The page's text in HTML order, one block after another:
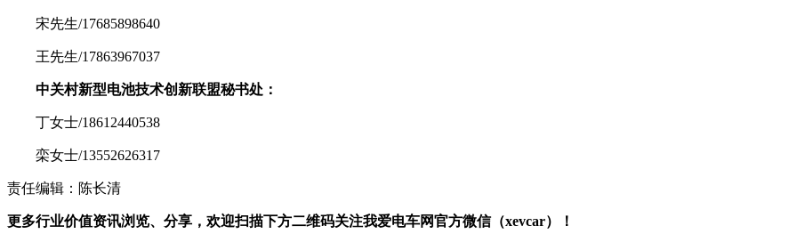
宋先生/17685898640
王先生/17863967037
中关村新型电池技术创新联盟秘书处：
丁女士/18612440538
栾女士/13552626317
责任编辑：陈长清
更多行业价值资讯浏览、分享，欢迎扫描下方二维码关注我爱电车网官方微信（xevcar）！